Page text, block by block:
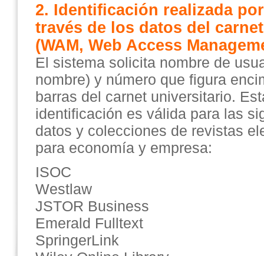
2. Identificación realizada
través de los datos del
(WAM, Web Access
El sistema solicita nombre de
nombre) y número que figura
barras del carnet universitario.
identificación es válida para las
datos y colecciones de revistas
para economía y empresa:
ISOC
Westlaw
JSTOR Business
Emerald Fulltext
SpringerLink